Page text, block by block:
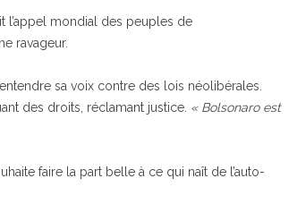
l’appel mondial des peuples de
ravageur.
sa voix contre des lois néolibérales.
des droits, réclamant justice. « Bolsonaro est
faire la part belle à ce qui naît de l’auto-